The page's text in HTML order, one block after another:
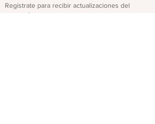
Regístrate para recibir actualizaciones del
proveedor